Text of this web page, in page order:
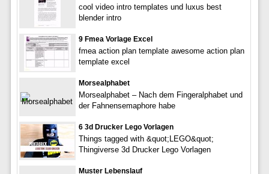
cool video intro templates und luxus best
blender intro
9 Fmea Vorlage Excel
fmea action plan template awesome action plan
template excel
Morsealphabet
Morsealphabet – Nach dem Fingeralphabet und
der Fahnensemaphore habe
6 3d Drucker Lego Vorlagen
Things tagged with &quot;LEGO&quot;
Thingiverse 3d Drucker Lego Vorlagen
Muster Lebenslauf